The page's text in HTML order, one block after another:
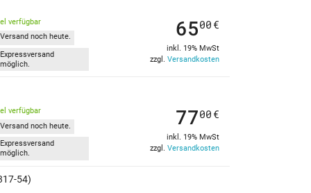
verfügbar
Versand noch heute.
Expressversand
möglich.
6500 €
inkl. 19% MwSt
zzgl. Versandkosten
verfügbar
Versand noch heute.
Expressversand
möglich.
7700 €
inkl. 19% MwSt
zzgl. Versandkosten
54)